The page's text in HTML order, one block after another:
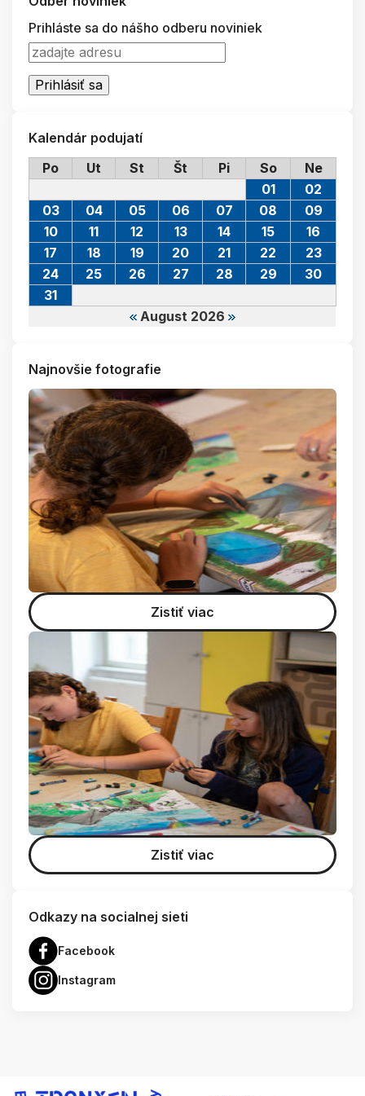
Prihláste sa do nášho odberu noviniek
Kalendár podujatí
Po
Ut St Št Pi So Ne
August 2026
01
02
03
04 05 06 07 08
09
10
11 12 13 14 15
16
17
18 19 20 21 22
23
24
25 26 27 28 29
30
31
Najnovšie fotografie
Zistiť viac
Zistiť viac
Odkazy na socialnej sieti
Facebook
Instagram